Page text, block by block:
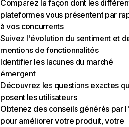
Comparez la façon dont les
plateformes vous présentent par
à vos concurrents
Suivez l'évolution du sentiment et
mentions de fonctionnalités
Identifier les lacunes du marché
émergent
Découvrez les questions exactes
posent les utilisateurs
Obtenez des conseils générés par
pour améliorer votre produit, votre